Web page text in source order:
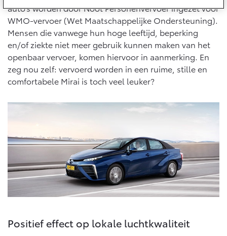
Vanaf € 39.995,- Vanaf € 36.495,-
Toyota C-HR+
BATTERIJ-ELEKTRISCH
Vanaf € 37.995,-
RAV4
PLUG-IN HYBRIDE
Vanaf € 49.995,-
BATTERIJ-ELEKTRISCH
bZ4X Touring
BATTERIJ-ELEKTRISCH
Accessoires
Banden
Connected
Abonnementen
Connected check
Navigatie updates
Toyota Hybride Autoverzekering
auto’s worden door Noot Personenvervoer ingezet voor
WMO-vervoer (Wet Maatschappelijke Ondersteuning).
Mensen die vanwege hun hoge leeftijd, beperking
en/of ziekte niet meer gebruik kunnen maken van het
openbaar vervoer, komen hiervoor in aanmerking. En
zeg nou zelf: vervoerd worden in een ruime, stille en
comfortabele Mirai is toch veel leuker?
Positief effect op lokale luchtkwaliteit